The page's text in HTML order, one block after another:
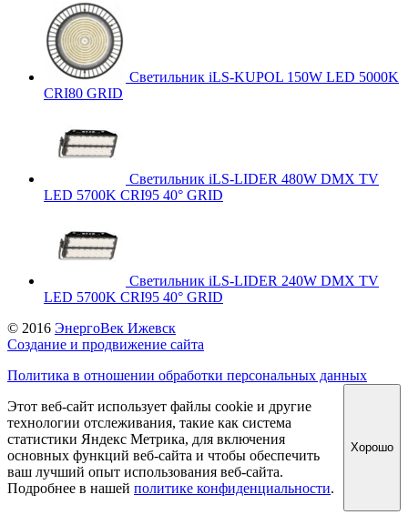
Светильник iLS-KUPOL 150W LED 5000K
CRI80 GRID
Светильник iLS-LIDER 480W DMX TV
LED 5700K CRI95 40° GRID
Светильник iLS-LIDER 240W DMX TV
LED 5700K CRI95 40° GRID
© 2016 ЭнергоВек Ижевск
Создание и продвижение сайта
Политика в отношении обработки персональных данных
Этот веб-сайт использует файлы cookie и другие
технологии отслеживания, такие как система
статистики Яндекс Метрика, для включения
основных функций веб-сайта и чтобы обеспечить
ваш лучший опыт использования веб-сайта.
Подробнее в нашей политике конфиденциальности.
Хорошо